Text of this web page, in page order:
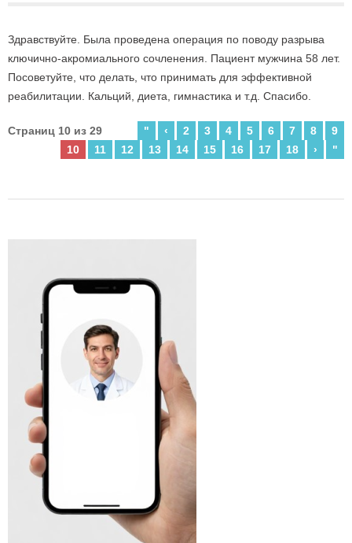
Здравствуйте. Была проведена операция по поводу разрыва
ключично-акромиального сочленения. Пациент мужчина 58 лет.
Посоветуйте, что делать, что принимать для эффективной
реабилитации. Кальций, диета, гимнастика и т.д. Спасибо.
Страниц 10 из 29 " ‹ 2 3 4 5 6 7 8
9
10
11 12 13 14 15 16 17 18 › "